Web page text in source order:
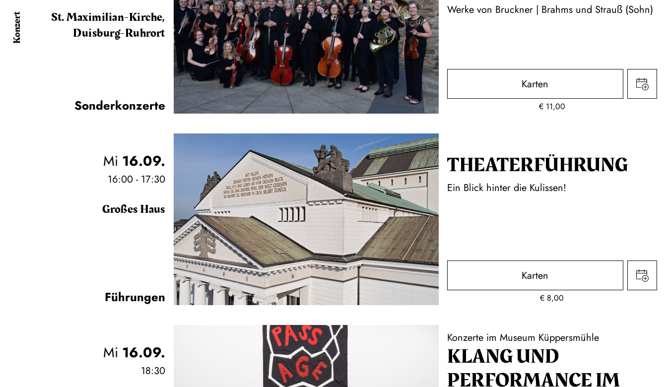
Konzert
St. Maximilian-Kirche,
Duisburg-Ruhrort
Sonderkonzerte
Werke von Bruckner | Brahms und Strauß (Sohn)
Karten
€ 11,00
Mi 16.09.
16:00 - 17:30
Großes Haus
Führungen
THEATER­FÜHR­UNG
Ein Blick hinter die Kulissen!
Karten
€ 8,00
Mi 16.09.
18:30
Konzerte im Museum Küppersmühle
KLANG UND
PERFORMANCE IM